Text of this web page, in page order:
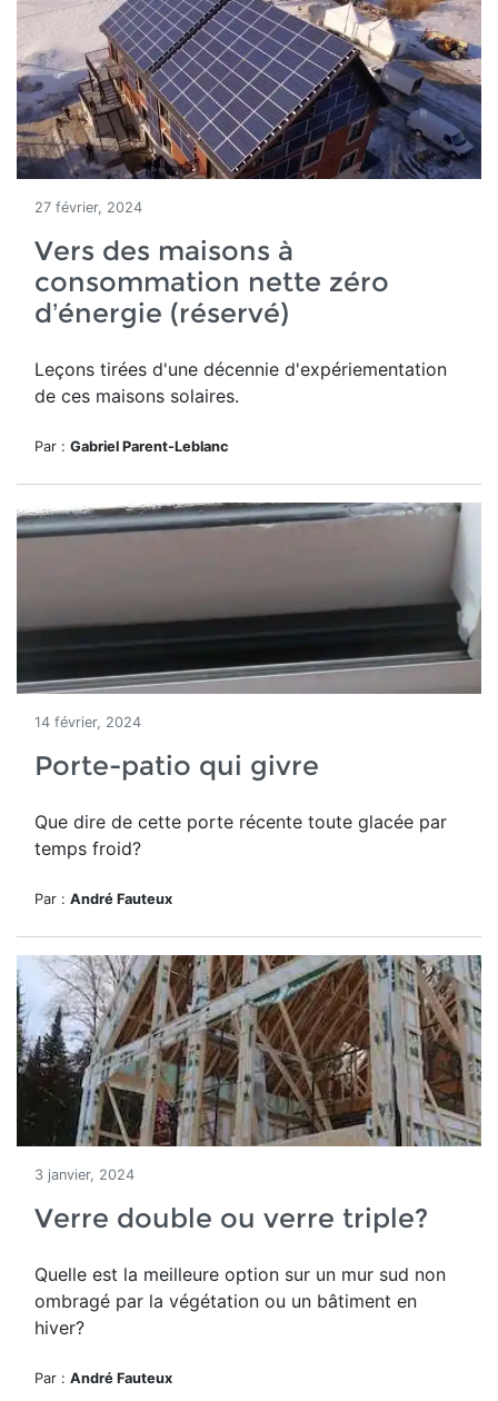
27 février, 2024
Vers des maisons à
consommation nette zéro
d’énergie (réservé)
Leçons tirées d'une décennie d'expériementation
de ces maisons solaires.
Par : Gabriel Parent-Leblanc
14 février, 2024
Porte-patio qui givre
Que dire de cette porte récente toute glacée par
temps froid?
Par : André Fauteux
3 janvier, 2024
Verre double ou verre triple?
Quelle est la meilleure option sur un mur sud non
ombragé par la végétation ou un bâtiment en
hiver?
Par : André Fauteux